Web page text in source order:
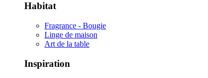
Habitat
Fragrance - Bougie
Linge de maison
Art de la table
Inspiration